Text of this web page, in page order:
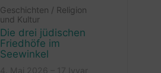
Geschichten / Religion
und Kultur
Die drei jüdischen
Friedhöfe im
Seewinkel